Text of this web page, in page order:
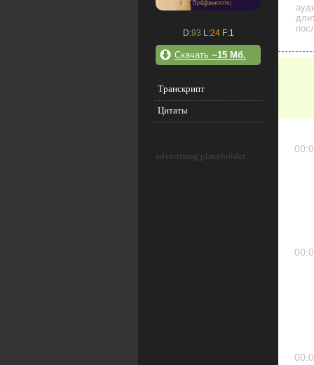
D:93 L:24F:1
Скачать ~15 Мб.
Транскрипт
Цитаты
advertising placeholder